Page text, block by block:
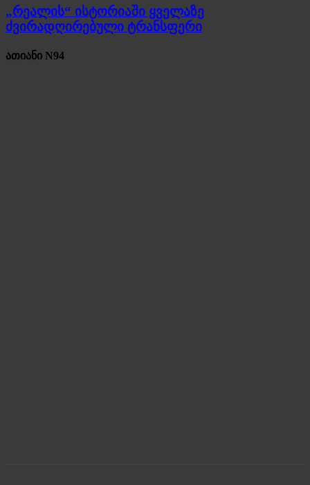
„რეალის“ ისტორიაში ყველაზე
ძვირადღირებული ტრანსფერი
ათიანი N94